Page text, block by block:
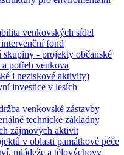
venkovských sídel
fond
- projekty občanské
potřeb venkova
i neziskové aktivity)
investice v lesích
venkovské zástavby
technické základny
zájmových aktivit
v oblasti památkové péče
mládeže a tělovýchovy